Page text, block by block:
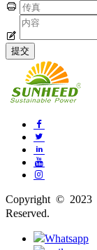
Copyright © 2023
Reserved.
Whatsapp